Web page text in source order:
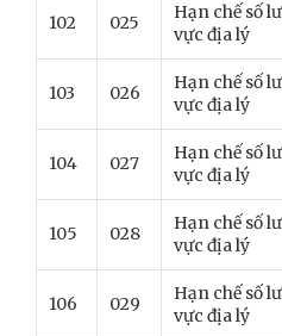
102 025
Hạn chế số
vực địa lý
103 026
Hạn chế số
vực địa lý
104 027
Hạn chế số
vực địa lý
105 028
Hạn chế số
vực địa lý
106 029
Hạn chế số
vực địa lý